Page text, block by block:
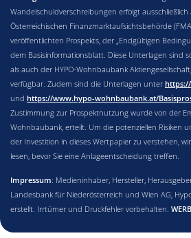
Wandelschuldverschreibungen erfolgt
Österreichischen Finanzmarktaufsichtsbehörde
veröffentlichten Prospekts, der „Endgültigen
dem Basisinformationsblatt. Diese Unterlagen sind
als auch der HYPO-Wohnbaubank
verfügbar. Zudem sind die Unterlagen unter
und https://www.hypo-wohnbaubank.at/
Zustimmung zur Prospektnutzung wurde von der
Wohnbaubank, erteilt. Um die potenziellen Risiken
der Investition in dieses Wertpapier zu verstehen,
lesen, bevor Sie eine Anlageentscheidung treffen.
Impressum: Medieninhaber, Hersteller,
Landesbank für Niederösterreich und Wien AG,
erstellt. Irrtümer und Druckfehler vorbehalten.